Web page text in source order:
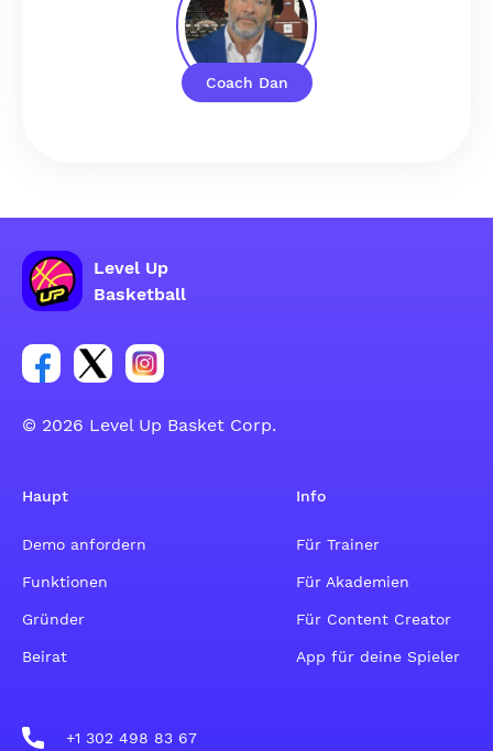
Coach Dan
Level Up
Basketball
Link zur Facebook-Gruppe
Link zum Tweeter-Account
Link zum Instagram-Account
© 2026 Level Up Basket Corp.
Haupt
Demo anfordern
Funktionen
Gründer
Beirat
Info
Für Trainer
Für Akademien
Für Content Creator
App für deine Spieler
+1 302 498 83 67